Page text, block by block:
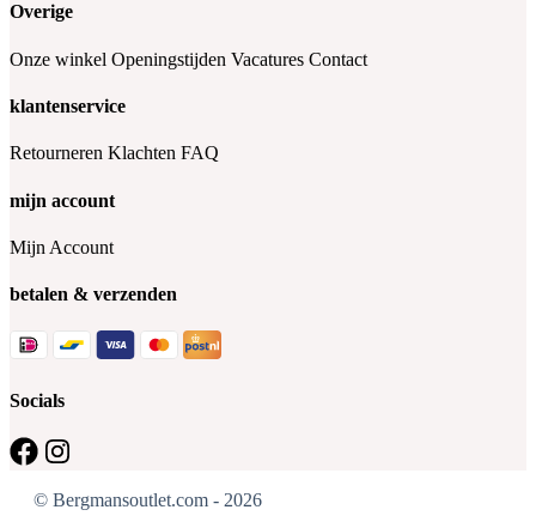
Overige
Onze winkel Openingstijden Vacatures Contact
klantenservice
Retourneren Klachten FAQ
mijn account
Mijn Account
betalen & verzenden
Socials
© Bergmansoutlet.com - 2026